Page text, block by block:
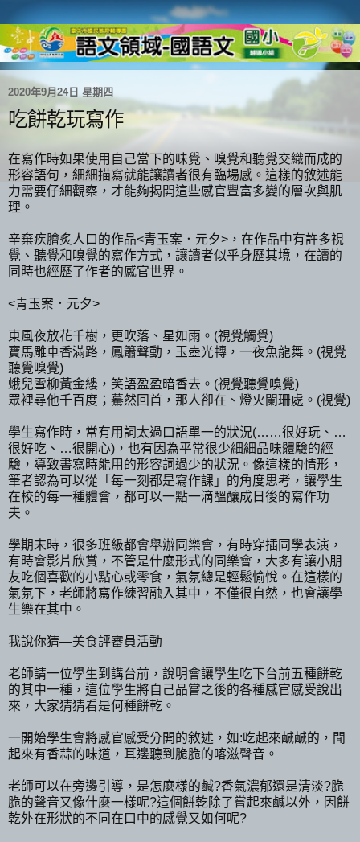
2020年9月24日 星期四
吃餅乾玩寫作
在寫作時如果使用自己當下的味覺、嗅覺和聽覺交織而成的
形容語句，細細描寫就能讓讀者很有臨場感。這樣的敘述能
力需要仔細觀察，才能夠揭開這些感官豐富多變的層次與肌
理。
辛棄疾膾炙人口的作品<青玉案．元夕>，在作品中有許多視
覺、聽覺和嗅覺的寫作方式，讓讀者似乎身歷其境，在讀的
同時也經歷了作者的感官世界。
<青玉案．元夕>
東風夜放花千樹，更吹落、星如雨。(視覺觸覺)
寶馬雕車香滿路，鳳簫聲動，玉壺光轉，一夜魚龍舞。(視覺
聽覺嗅覺)
蛾兒雪柳黃金縷，笑語盈盈暗香去。(視覺聽覺嗅覺)
眾裡尋他千百度；驀然回首，那人卻在、燈火闌珊處。(視覺)
學生寫作時，常有用詞太過口語單一的狀況(……很好玩、…
很好吃、…很開心)，也有因為平常很少細細品味體驗的經
驗，導致書寫時能用的形容詞過少的狀況。像這樣的情形，
筆者認為可以從「每一刻都是寫作課」的角度思考，讓學生
在校的每一種體會，都可以一點一滴醞釀成日後的寫作功
夫。
學期末時，很多班級都會舉辦同樂會，有時穿插同學表演，
有時會影片欣賞，不管是什麼形式的同樂會，大多有讓小朋
友吃個喜歡的小點心或零食，氣氛總是輕鬆愉悅。在這樣的
氣氛下，老師將寫作練習融入其中，不僅很自然，也會讓學
生樂在其中。
我說你猜—美食評審員活動
老師請一位學生到講台前，說明會讓學生吃下台前五種餅乾
的其中一種，這位學生將自己品嘗之後的各種感官感受說出
來，大家猜猜看是何種餅乾。
一開始學生會將感官感受分開的敘述，如:吃起來鹹鹹的，聞
起來有香蒜的味道，耳邊聽到脆脆的喀滋聲音。
老師可以在旁邊引導，是怎麼樣的鹹?香氣濃郁還是清淡?脆
脆的聲音又像什麼一樣呢?這個餅乾除了嘗起來鹹以外，因餅
乾外在形狀的不同在口中的感覺又如何呢?